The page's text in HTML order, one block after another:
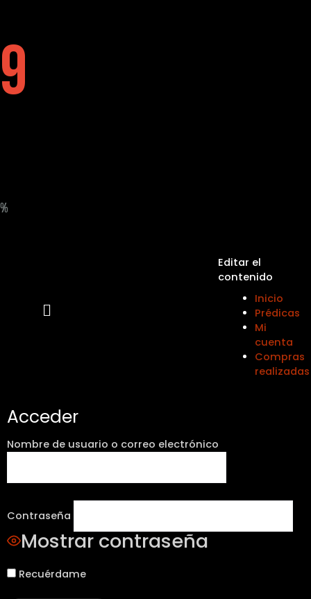
9
%
Editar el
contenido
Inicio
Prédicas
Mi
cuenta
Compras
realizadas
Acceder
Nombre de usuario o correo electrónico
Contraseña
Mostrar contraseña
Recuérdame